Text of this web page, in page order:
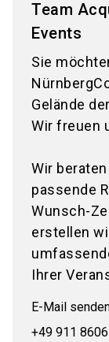
Team
Events
Sie
Gelände
Wir freuen
Wir
passende
Wunsch-
erstellen
Ihrer
E-Mail
+49 911